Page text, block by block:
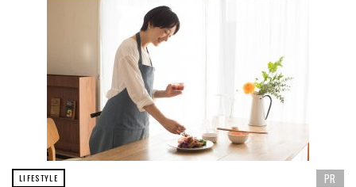
LIFESTYLE PR